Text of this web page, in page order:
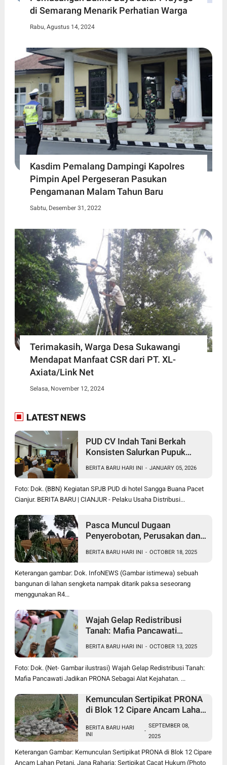
di Semarang Menarik Perhatian Warga
Rabu, Agustus 14, 2024
Kasdim Pemalang Dampingi Kapolres
Pimpin Apel Pergeseran Pasukan
Pengamanan Malam Tahun Baru
Sabtu, Desember 31, 2022
Terimakasih, Warga Desa Sukawangi
Mendapat Manfaat CSR dari PT. XL-
Axiata/Link Net
Selasa, November 12, 2024
LATEST NEWS
PUD CV Indah Tani Berkah
Konsisten Salurkan Pupuk
BERITA BARU HARI INI - JANUARY 05, 2026
Foto: Dok. (BBN) Kegiatan SPJB PUD di hotel Sangga Buana Pacet
Cianjur. BERITA BARU | CIANJUR - Pelaku Usaha Distribusi...
Pasca Muncul Dugaan
Penyerobotan, Perusakan dan
Pancawati Bogor, Kasusnya
Jadi Sorotan Publik
BERITA BARU HARI INI - OCTOBER 18, 2025
Keterangan gambar: Dok. InfoNEWS (Gambar istimewa) sebuah
bangunan di lahan sengketa nampak ditarik paksa seseorang
menggunakan R4...
Wajah Gelap Redistribusi
Tanah: Mafia Pancawati
BERITA BARU HARI INI - OCTOBER 13, 2025
Foto: Dok. (Net- Gambar ilustrasi) Wajah Gelap Redistribusi Tanah:
Mafia Pancawati Jadikan PRONA Sebagai Alat Kejahatan. ...
Kemunculan Sertipikat PRONA
di Blok 12 Cipare Ancam Lahan
Cacat Hukum
BERITA BARU HARI
INI
-
SEPTEMBER 08,
2025
Keterangan Gambar: Kemunculan Sertipikat PRONA di Blok 12 Cipare
Ancam Lahan Petani, Jana Raharja: Sertipikat Cacat Hukum (Photo